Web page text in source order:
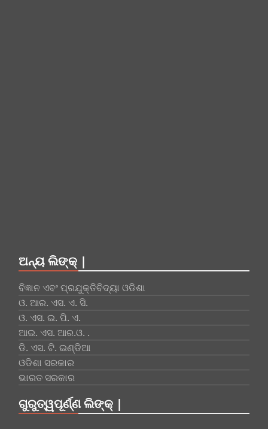
ଅନ୍ୟ ଲିଙ୍କ୍ |
ବିଜ୍ଞାନ ଏବଂ ପ୍ରଯୁକ୍ତିବିଦ୍ୟା ଓଡିଶା
ଓ. ଆର. ଏସ. ଏ. ସି.
ଓ. ଏସ. ଇ. ପି. ଏ.
ଆଇ. ଏସ. ଆର.ଓ. .
ଡି. ଏସ. ଟି. ଇଣ୍ଡିଆ
ଓଡିଶା ସରକାର
ଭାରତ ସରକାର
ଗୁରୁତ୍ୱପୂର୍ଣ୍ଣ ଲିଙ୍କ୍ |